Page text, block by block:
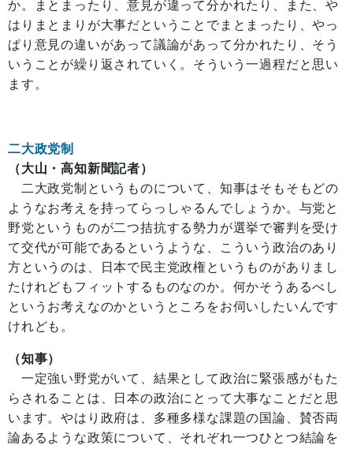
か。まとまったり、意見が違って分かれたり、また、や
はりまとまりが大事だということでまとまったり、やっ
ぱり意見の違いがあって議論があって分かれたり、そう
いうことが繰り返されていく。そういう一過程だと思い
ます。
二大政党制
（大山・高知新聞記者）
二大政党制というものについて、知事はそもそもどの
ようなお考えを持ってらっしゃるんでしょうか。与党と
野党というものが二つ拮抗する勢力が選挙で審判を受け
て交代が可能であるというような、こういう政治のあり
方というのは、日本で民主党政権というものがありまし
たけれどもフィットするものなのか。何かそうあるべし
というお考えなのかというところをお伺いしたいんです
けれども。
（知事）
一定強い野党がいて、結果として政治に緊張感がもた
らされることは、日本の政治にとって大事なことだと思
います。やはり政府は、多種多様な課題の国論、賛否両
論あるような政策について、それぞれ一つひとつ結論を